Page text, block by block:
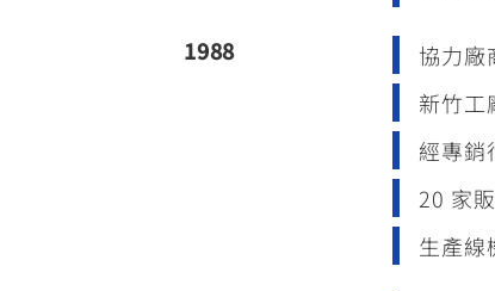
1988
協力廠
新竹工
經專銷
20 家
生產線